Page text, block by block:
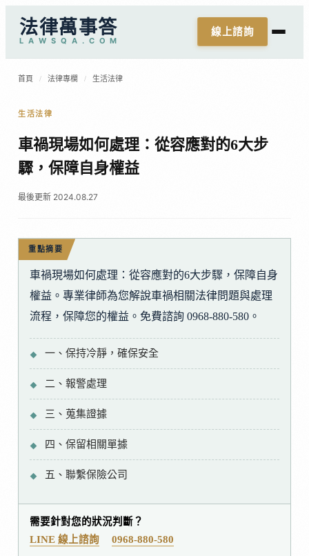
法律萬事答
L A W S Q A . C O M
線上諮詢
首頁 / 法律專欄 / 生活法律
生活法律
車禍現場如何處理：從容應對的6大步
驟，保障自身權益
最後更新 2024.08.27
重點摘要
車禍現場如何處理：從容應對的6大步驟，保障自身
權益。專業律師為您解說車禍相關法律問題與處理
流程，保障您的權益。免費諮詢 0968-880-580。
一、保持冷靜，確保安全
二、報警處理
三、蒐集證據
四、保留相關單據
五、聯繫保險公司
需要針對您的狀況判斷？
LINE 線上諮詢
0968-880-580